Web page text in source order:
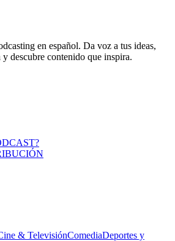
en español. Da voz a tus ideas,
descubre contenido que inspira.
& TelevisiónComediaDeportes y